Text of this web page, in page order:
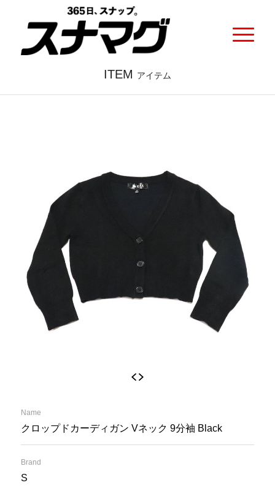
ITEM アイテム
Name
クロップドカーディガン Vネック 9分袖 Black
Brand
S